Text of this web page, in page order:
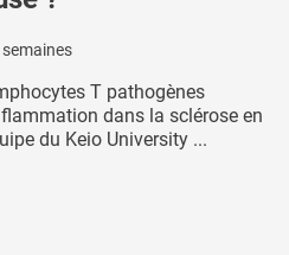
T pathogènes
dans la sclérose en
du Keio University ...